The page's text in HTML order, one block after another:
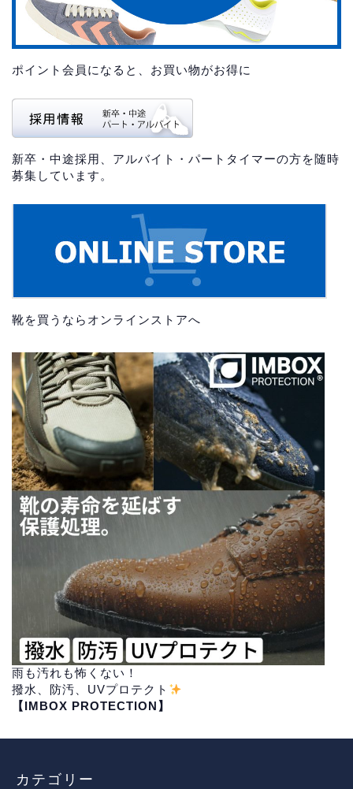
ポイント会員になると、お買い物がお得に
新卒・中途採用、アルバイト・パートタイマーの方を随時
募集しています。
靴を買うならオンラインストアへ
雨も汚れも怖くない！
撥水、防汚、UVプロテクト
【IMBOX PROTECTION】
カテゴリー